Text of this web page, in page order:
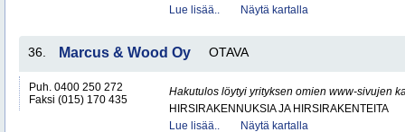
Lue lisää..
Näytä kartalla
36. Marcus & Wood Oy OTAVA
Puh. 0400 250 272
Faksi (015) 170 435
Hakutulos löytyi yrityksen omien www-sivujen
HIRSIRAKENNUKSIA JA HIRSIRAKENTEITA
Lue lisää..
Näytä kartalla